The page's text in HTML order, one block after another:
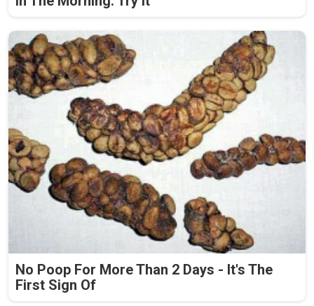
No Poop For More Than 2 Days - It's The
First Sign Of